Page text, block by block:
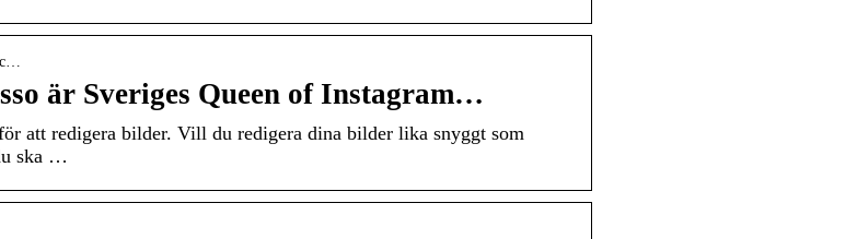
är Sveriges Queen of Instagram…
att redigera bilder. Vill du redigera dina bilder lika snyggt som
ska …